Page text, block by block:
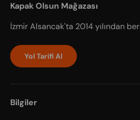
Kapak Olsun Mağazası
İzmir Alsancak'ta 2014 yılından
Yol Tarifi Al
Bilgiler